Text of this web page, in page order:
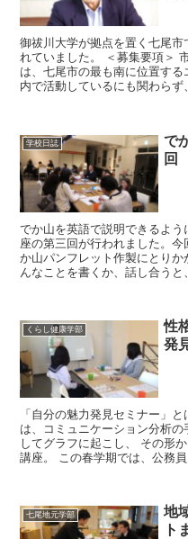
御祓川大学が拠点を置く七尾
れていました。 ＜募集要項＞
は、七尾市の最も南に位置す
内で活動しているにも関わら
学校日誌
で
回
でか山を英語で説明できるよ
座の第三回が行われました。
か山パンフレット作製にとり
んなことを書くか、話し合うと
くらし健康学部
性
発
「自分の魅力発見セミナー」
は、コミュニケーション分析
してグラフに起こし、 その形
講座。 この春学期では、公務
七尾地元学部
地
ト